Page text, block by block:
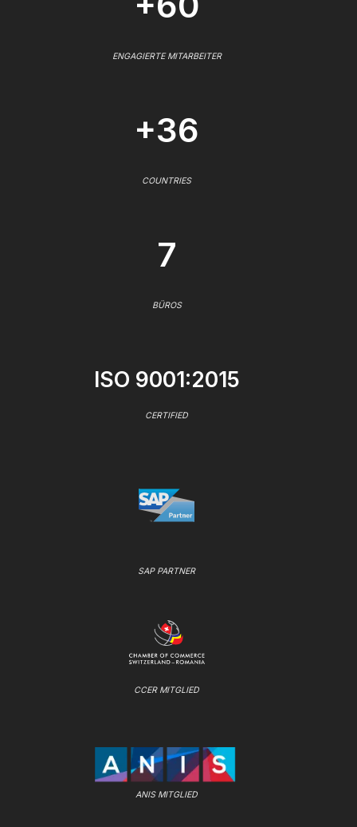
ENGAGIERTE MITARBEITER
+36
COUNTRIES
7
BÜROS
ISO 9001:2015
CERTIFIED
SAP PARTNER
CCER MITGLIED
ANIS MITGLIED